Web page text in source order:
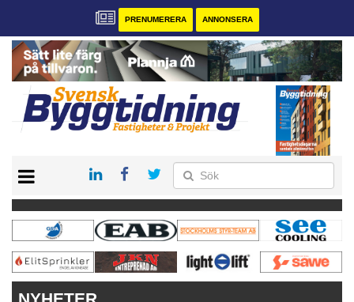
PRENUMERERA ANNONSERA
PRENUMERERA
VÅRA ANDRA MAGASIN
ANNONSERA
KONTAKT